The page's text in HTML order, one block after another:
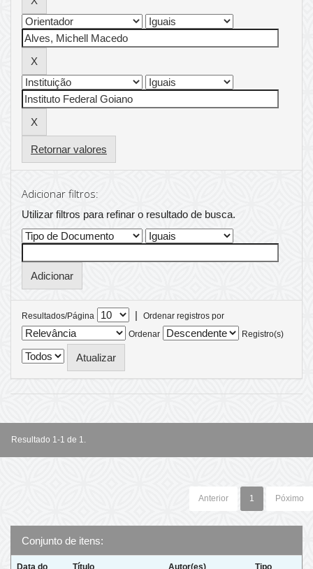
Retornar valores
Adicionar filtros:
Utilizar filtros para refinar o resultado de busca.
Resultados/Página |
Ordenar registros por
Ordenar
Registro(s)
Resultado 1-1 de 1.
Anterior 1 Póximo
Conjunto de itens:
Data do
Título Autor(es) Tipo